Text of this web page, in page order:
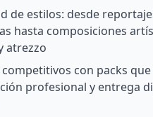
de estilos: desde
hasta composiciones
atrezzo
competitivos con packs
profesional y entrega